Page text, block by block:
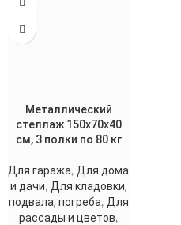
Металлический
стеллаж 150x70x40
см, 3 полки по 80 кг
Для гаража,Для дома
и дачи, Для кладовки,
подвала, погреба, Для
рассады и цветов,